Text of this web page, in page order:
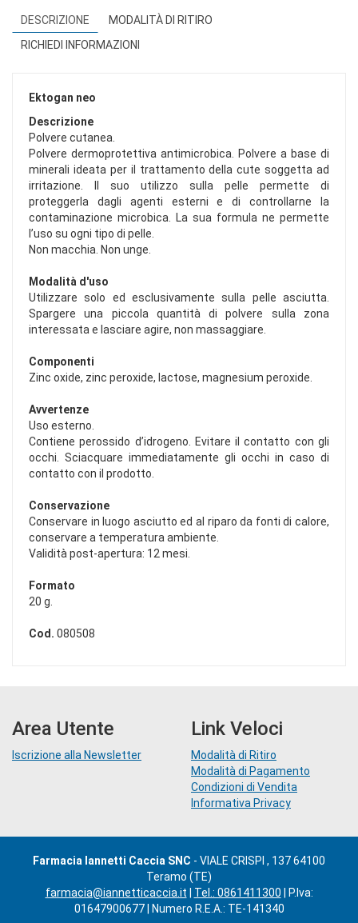
DESCRIZIONE
MODALITÀ DI RITIRO
RICHIEDI INFORMAZIONI
Ektogan neo
Descrizione
Polvere cutanea.
Polvere dermoprotettiva antimicrobica. Polvere a base di
minerali ideata per il trattamento della cute soggetta ad
irritazione. Il suo utilizzo sulla pelle permette di
proteggerla dagli agenti esterni e di controllarne la
contaminazione microbica. La sua formula ne permette
l’uso su ogni tipo di pelle.
Non macchia. Non unge.
Modalità d'uso
Utilizzare solo ed esclusivamente sulla pelle asciutta.
Spargere una piccola quantità di polvere sulla zona
interessata e lasciare agire, non massaggiare.
Componenti
Zinc oxide, zinc peroxide, lactose, magnesium peroxide.
Avvertenze
Uso esterno.
Contiene perossido d’idrogeno. Evitare il contatto con gli
occhi. Sciacquare immediatamente gli occhi in caso di
contatto con il prodotto.
Conservazione
Conservare in luogo asciutto ed al riparo da fonti di calore,
conservare a temperatura ambiente.
Validità post-apertura: 12 mesi.
Formato
20 g.
Cod. 080508
Area Utente
Iscrizione alla Newsletter
Link Veloci
Modalità di Ritiro
Modalità di Pagamento
Condizioni di Vendita
Informativa Privacy
Farmacia Iannetti Caccia SNC - VIALE CRISPI , 137 64100
Teramo (TE)
farmacia@iannetticaccia.it
Tel.: 0861411300 | P.Iva:
01647900677 | Numero R.E.A.: TE-141340